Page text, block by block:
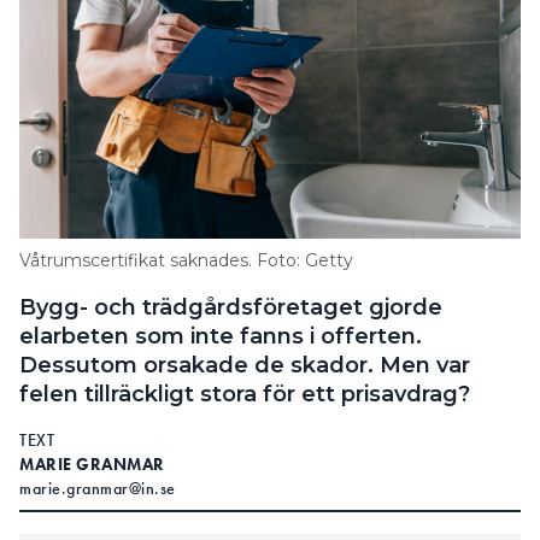
LÄS OCKSÅ:
”MISSTROENDE MELLAN KUND OCH LEVERANTÖR
SKADAR HELA BRANSCHEN”
Men vad ansåg ARN om ärendet? Jo, nämnden har
tagit del av bilder, mejlväxlingar och avtal och de
anser inte att kunden bevisat att företaget brustit i
något avseende, eller visat att de gjort något fel.
Därför avslås kravet i sin helhet och företaget ska ha
Våtrumscertifikat saknades. Foto: Getty
Bygg- och trädgårdsföretaget gjorde
elarbeten som inte fanns i offerten.
Dessutom orsakade de skador. Men var
felen tillräckligt stora för ett prisavdrag?
TEXT
MARIE GRANMAR
marie.granmar@in.se